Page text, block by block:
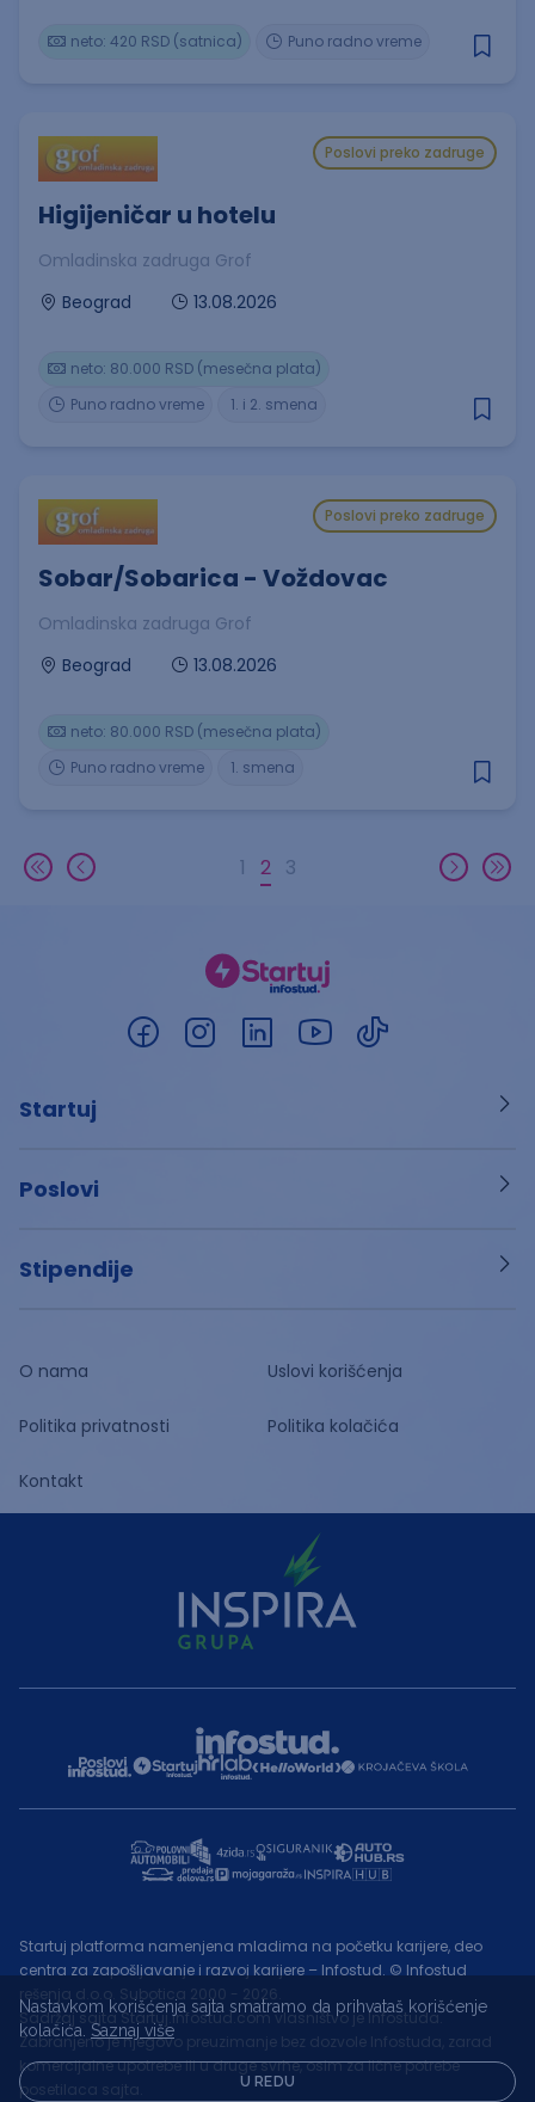
Puno radno vreme
neto: 420 RSD (satnica)
Poslovi preko zadruge
Higijeničar u hotelu
Omladinska zadruga Grof
Beograd
13.08.2026
1. i 2. smena
Puno radno vreme
neto: 80.000 RSD (mesečna plata)
Poslovi preko zadruge
Sobar/Sobarica - Voždovac
Omladinska zadruga Grof
Beograd
13.08.2026
1. smena
Puno radno vreme
neto: 80.000 RSD (mesečna plata)
1 2 3
Startuj
Poslovi
Stipendije
O nama Uslovi korišćenja
Politika privatnosti Politika kolačića
Kontakt
Startuj platforma namenjena mladima na početku karijere, deo
centra za zapošljavanje i razvoj karijere – Infostud. © Infostud
rešenja d.o.o. Subotica 2000 - 2026.
Sadržaj sajta Startuj.infostud.com vlasništvo je Infostuda.
Zabranjeno je njegovo preuzimanje bez dozvole Infostuda, zarad
komercijalne upotrebe ili u druge svrhe, osim za lične potrebe
posetilaca sajta.
Nastavkom korišćenja sajta smatramo da prihvataš korišćenje
kolačića. Saznaj više
U REDU